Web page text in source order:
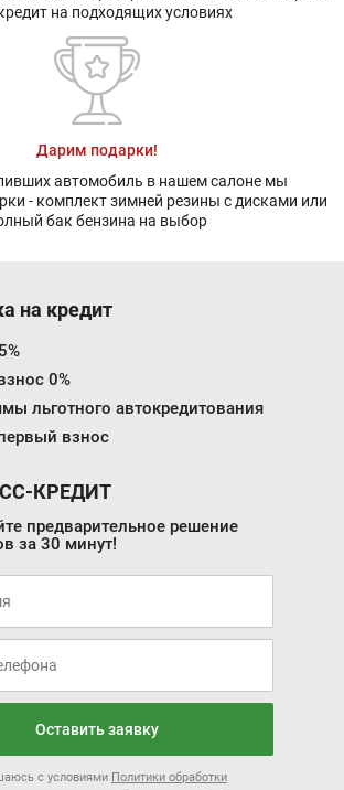
на подходящих условиях
Дарим подарки!
автомобиль в нашем салоне мы
- комплект зимней резины с дисками или
бак бензина на выбор
на кредит
0%
льготного автокредитования
взнос
КРЕДИТ
предварительное решение
за 30 минут!
Оставить заявку
с условиями Политики обработки